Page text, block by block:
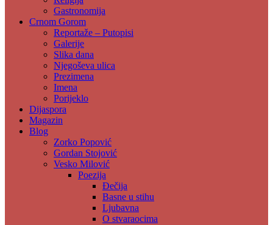
Gastronomija
Crnom Gorom
Reportaže – Putopisi
Galerije
Slika dana
Njegoševa ulica
Prezimena
Imena
Porijeklo
Dijaspora
Magazin
Blog
Zorko Popović
Gordan Stojović
Vesko Milović
Poezija
Đečija
Basne u stihu
Ljubavna
O stvaraocima